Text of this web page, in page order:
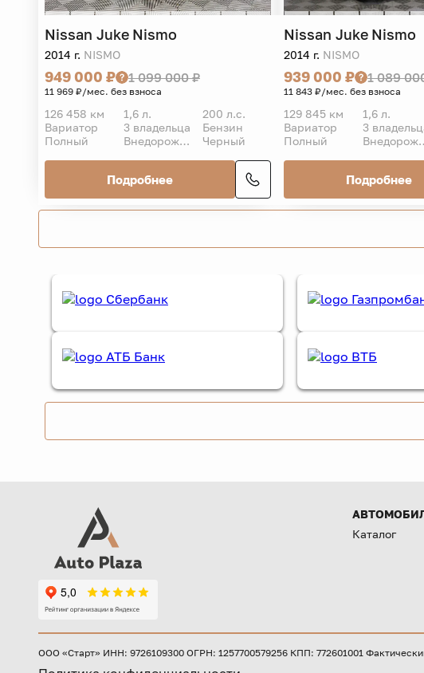
Nissan Juke Nismo
2014 г. NISMO
949 000 ₽ 1 099 000 ₽
11 969 ₽/мес. без взноса
126 458 км 1,6 л.
200 л.с.
Вариатор
3 владельца
Бензин
Полный
Внедорожник 5 дв. Черный
Подробнее
Nissan Juke Nismo
2014 г. NISMO
939 000 ₽ 1 089
11 843 ₽/мес. без взноса
129 845 км 1,6 л.
Вариатор
3
Полный
Подробнее
Каталог
ООО «Старт» ИНН: 9726109300 ОГРН: 1257700579256 КПП: 772601001